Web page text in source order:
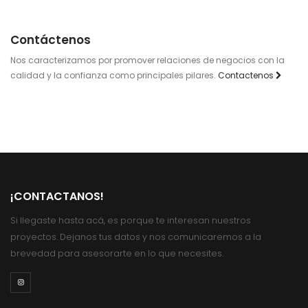
Contáctenos
Nos caracterizamos por promover relaciones de negocios con la
calidad y la confianza como principales pilares. Contactenos
¡CONTACTANOS!
Si llegaste hasta acá, es porque te interesan nuestros
proyectos. Dejanos tus datos y nos comunicaremos a la
brevedad para asesorarte en lo que necesites.